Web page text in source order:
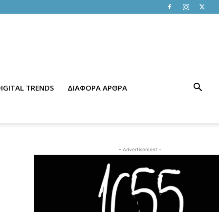
TRENDS ΔΙΑΦΟΡΑ ΑΡΘΡΑ
- Advertisement -